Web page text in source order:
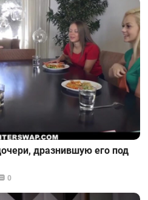
дразнившую его под
0